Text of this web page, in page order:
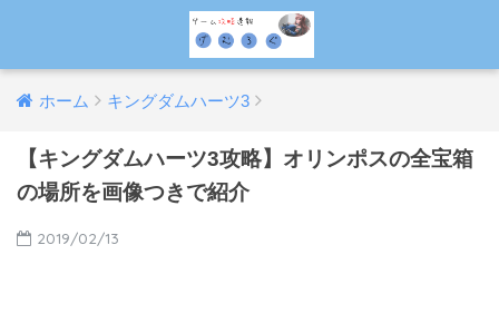
ホーム キングダムハーツ3
【キングダムハーツ3攻略】オリンポスの全宝箱
の場所を画像つきで紹介
2019/02/13